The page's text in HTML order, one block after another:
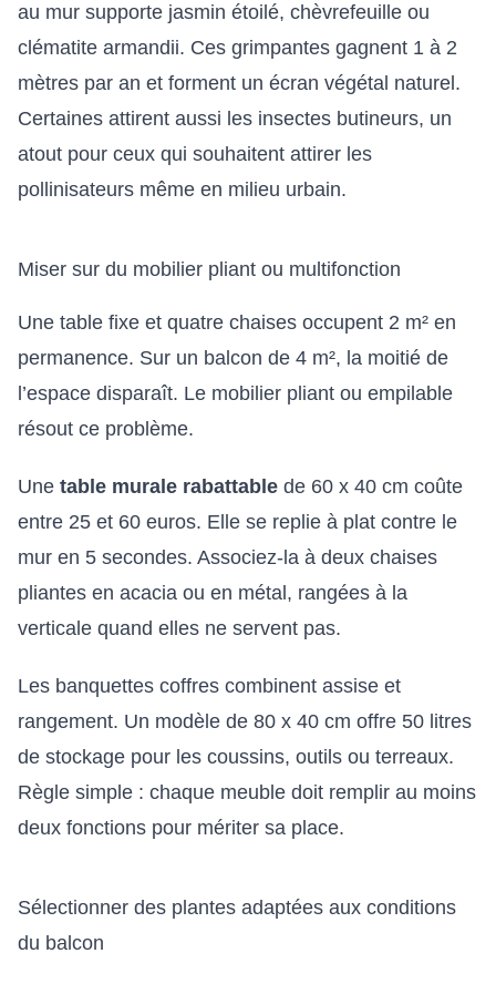
au mur supporte jasmin étoilé, chèvrefeuille ou
clématite armandii. Ces grimpantes gagnent 1 à 2
mètres par an et forment un écran végétal naturel.
Certaines attirent aussi les insectes butineurs, un
atout pour ceux qui souhaitent attirer les
pollinisateurs même en milieu urbain.
Miser sur du mobilier pliant ou multifonction
Une table fixe et quatre chaises occupent 2 m² en
permanence. Sur un balcon de 4 m², la moitié de
l’espace disparaît. Le mobilier pliant ou empilable
résout ce problème.
Une table murale rabattable de 60 x 40 cm coûte
entre 25 et 60 euros. Elle se replie à plat contre le
mur en 5 secondes. Associez-la à deux chaises
pliantes en acacia ou en métal, rangées à la
verticale quand elles ne servent pas.
Les banquettes coffres combinent assise et
rangement. Un modèle de 80 x 40 cm offre 50 litres
de stockage pour les coussins, outils ou terreaux.
Règle simple : chaque meuble doit remplir au moins
deux fonctions pour mériter sa place.
Sélectionner des plantes adaptées aux conditions
du balcon